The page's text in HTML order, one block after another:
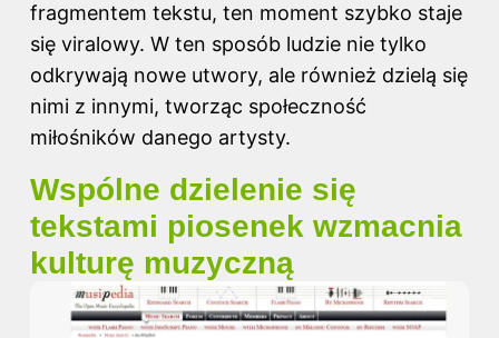
fragmentem tekstu, ten moment szybko staje
się viralowy. W ten sposób ludzie nie tylko
odkrywają nowe utwory, ale również dzielą się
nimi z innymi, tworząc społeczność
miłośników danego artysty.
Wspólne dzielenie się
tekstami piosenek wzmacnia
kulturę muzyczną